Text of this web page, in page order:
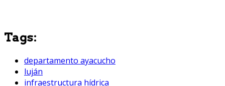
Tags:
departamento ayacucho
luján
infraestructura hídrica